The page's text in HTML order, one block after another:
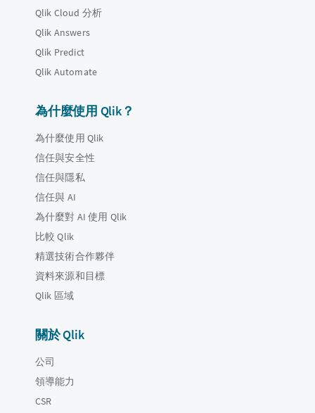
Qlik Cloud 分析
Qlik Answers
Qlik Predict
Qlik Automate
為什麼使用 Qlik？
為什麼使用 Qlik
信任與安全性
信任與隱私
信任與 AI
為什麼對 AI 使用 Qlik
比較 Qlik
精選技術合作夥伴
資料來源和目標
Qlik 區域
關於 Qlik
公司
領導能力
CSR